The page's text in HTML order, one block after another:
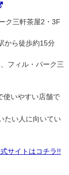
ク三軒茶屋2・3F
から徒歩約15分
フィル・パーク三
使いやすい店舗で
たい人に向いてい
サイトはコチラ!!